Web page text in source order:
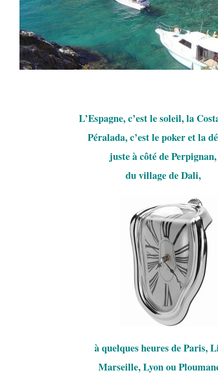
L’Espagne, c’est le soleil, la
Péralada, c’est le poker et la
juste à côté de Perpignan,
du village de Dali,
à quelques heures de Paris,
Marseille, Lyon ou